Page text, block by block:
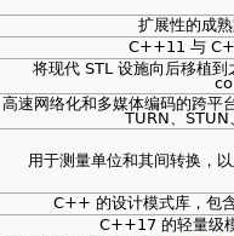
扩展性的成
C++11 与
将现代 STL 设施向后移植
高速网络化和多媒体编码的跨
TURN、
用于测量单位和其间转换，
C++ 的设计模式库，包
C++17 的轻量级